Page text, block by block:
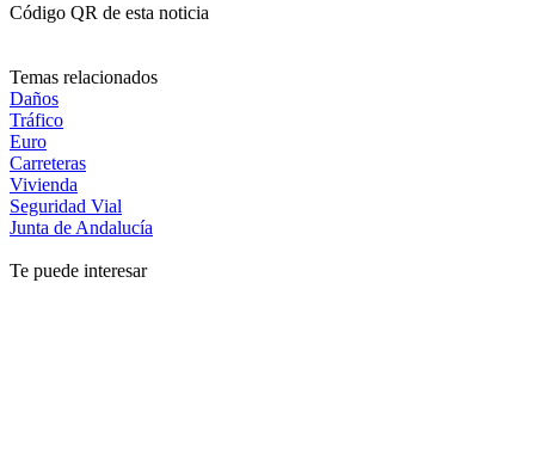
Código QR de esta noticia
Temas relacionados
Daños
Tráfico
Euro
Carreteras
Vivienda
Seguridad Vial
Junta de Andalucía
Te puede interesar